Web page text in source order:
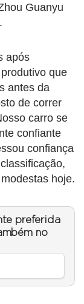
Guanyu
após
que
antes da
de correr
carro se
confiante
confiança
hoje.
preferida
no